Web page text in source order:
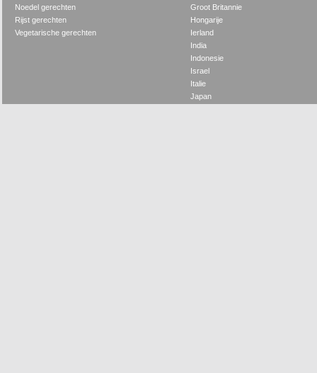
Noedel gerechten
Rijst gerechten
Vegetarische gerechten
Groot Britannie
Hongarije
Ierland
India
Indonesie
Israel
Italie
Japan